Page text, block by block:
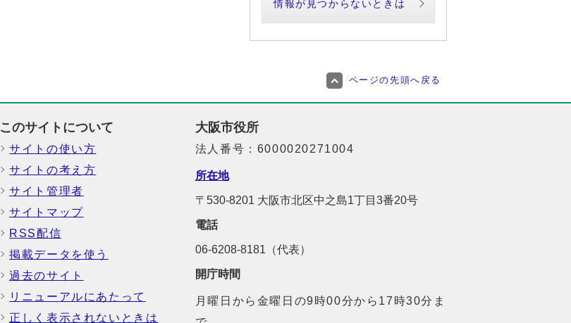
情報が見つからないときは
ページの先頭へ戻る
このサイトについて
サイトの使い方
サイトの考え方
サイト管理者
サイトマップ
RSS配信
掲載データを使う
過去のサイト
リニューアルにあたって
正しく表示されないときは
大阪市役所
法人番号：6000020271004
所在地
〒530-8201 大阪市北区中之島1丁目3番20号
電話
06-6208-8181（代表）
開庁時間
月曜日から金曜日の9時00分から17時30分ま